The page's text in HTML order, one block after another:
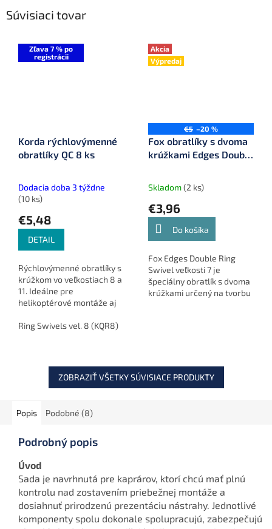
Súvisiaci tovar
Zľava 7 % po
registrácii
Korda rýchlovýmenné
obratlíky QC 8 ks
Dodacia doba 3 týždne
(10 ks)
€5,48
DETAIL
Rýchlovýmenné obratlíky s
krúžkom vo veľkostiach 8 a
11. Ideálne pre
helikoptérové montáže aj
Matný povrch minimalizuje
Ring Swivels vel. 8 (KQR8)
Akcia
Výpredaj
€5 –20 %
Fox obratlíky s dvoma
krúžkami Edges Double
Skladom(2 ks)
€3,96
Do košíka
Fox Edges Double Ring
Swivel veľkosti 7 je
špeciálny obratlík s dvoma
krúžkami určený na tvorbu
ZOBRAZIŤ VŠETKY SÚVISIACE PRODUKTY
Popis Podobné (8)
Podrobný popis
Úvod
Sada je navrhnutá pre kaprárov, ktorí chcú mať plnú
kontrolu nad zostavením priebežnej montáže a
dosiahnuť prirodzenú prezentáciu nástrahy. Jednotlivé
komponenty spolu dokonale spolupracujú, zabezpečujú